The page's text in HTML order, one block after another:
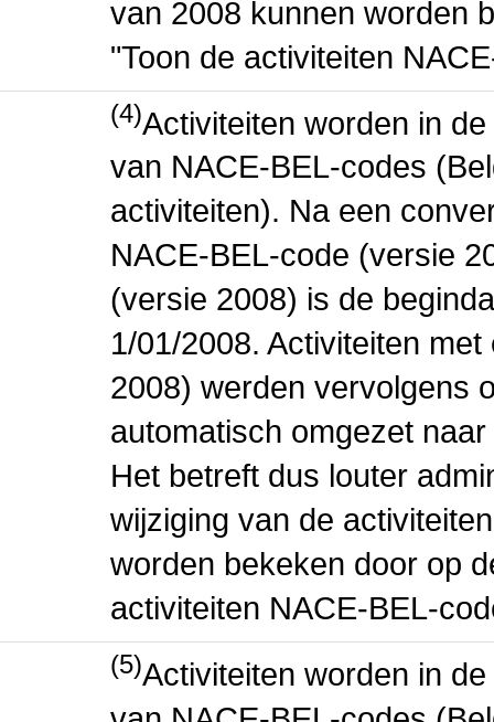
van 2008 kunnen worden
"Toon de activiteiten
(4)Activiteiten worden in
van NACE-BEL-codes
activiteiten). Na een
NACE-BEL-code (versie
(versie 2008) is de
1/01/2008. Activiteiten
2008) werden vervolgens
automatisch omgezet
Het betreft dus louter
wijziging van de
worden bekeken door op
activiteiten NACE-BEL-
(5)Activiteiten worden in